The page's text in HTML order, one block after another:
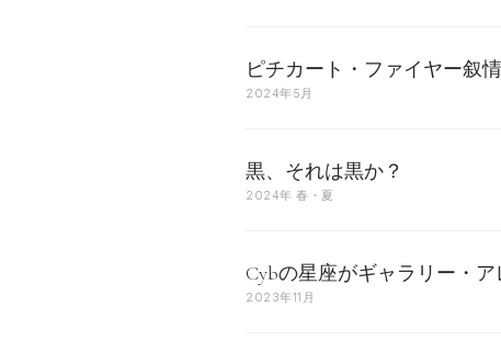
ピチカート・ファイヤー叙
2024年5月
黒、それは黒か？
2024年 春・夏
Cybの星座がギャラリー・ア
2023年11月